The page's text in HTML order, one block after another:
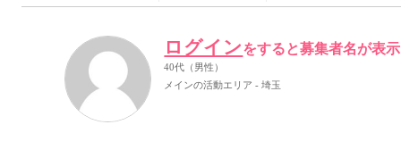
ログインをすると募集者名が表示
40代（男性）
メインの活動エリア - 埼玉